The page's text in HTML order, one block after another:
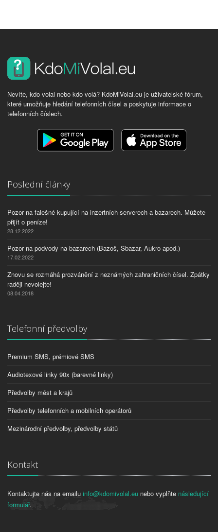
Nevíte, kdo volal nebo kdo volá? KdoMiVolal.eu je uživatelské fórum,
které umožňuje hledání telefonních čísel a poskytuje informace o
telefonních číslech.
Poslední články
Pozor na falešné kupující na inzertních serverech a bazarech. Můžete
přijít o peníze!
28.12.2022
Pozor na podvody na bazarech (Bazoš, Sbazar, Aukro apod.)
17.02.2022
Znovu se rozmáhá prozvánění z neznámých zahraničních čísel. Zpátky
raději nevolejte!
08.04.2018
Telefonní předvolby
Premium SMS, prémiové SMS
Audiotexové linky 90x (barevné linky)
Předvolby měst a krajů
Předvolby telefonních a mobilních operátorů
Mezinárodní předvolby, předvolby států
Kontakt
Kontaktujte nás na emailu info@kdomivolal.eu nebo vyplňte následující
formulář.